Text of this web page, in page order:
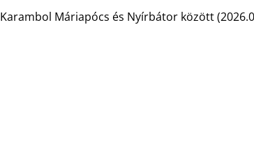
Karambol Máriapócs és Nyírbátor között